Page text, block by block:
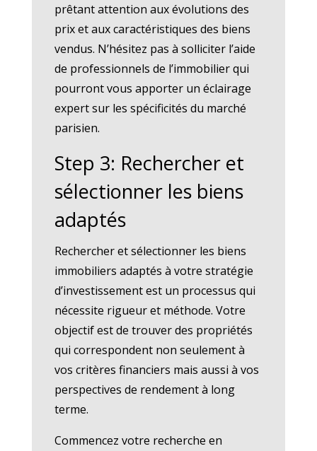
prêtant attention aux évolutions des
prix et aux caractéristiques des biens
vendus. N’hésitez pas à solliciter l’aide
de professionnels de l’immobilier qui
pourront vous apporter un éclairage
expert sur les spécificités du marché
parisien.
Step 3: Rechercher et
sélectionner les biens
adaptés
Rechercher et sélectionner les biens
immobiliers adaptés à votre stratégie
d’investissement est un processus qui
nécessite rigueur et méthode. Votre
objectif est de trouver des propriétés
qui correspondent non seulement à
vos critères financiers mais aussi à vos
perspectives de rendement à long
terme.
Commencez votre recherche en